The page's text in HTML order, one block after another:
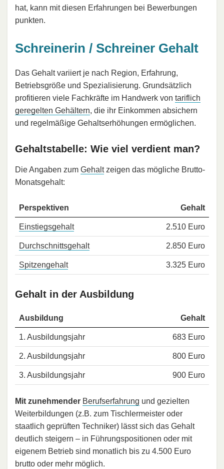
hat, kann mit diesen Erfahrungen bei Bewerbungen
punkten.
Schreinerin / Schreiner Gehalt
Das Gehalt variiert je nach Region, Erfahrung,
Betriebsgröße und Spezialisierung. Grundsätzlich
profitieren viele Fachkräfte im Handwerk von tariflich
geregelten Gehältern, die ihr Einkommen absichern
und regelmäßige Gehaltserhöhungen ermöglichen.
Gehaltstabelle: Wie viel verdient man?
Die Angaben zum Gehaltzeigen das mögliche Brutto-
Monatsgehalt:
Perspektiven Gehalt
Einstiegsgehalt 2.510 Euro
Durchschnittsgehalt 2.850 Euro
Spitzengehalt 3.325 Euro
Gehalt in der Ausbildung
Ausbildung Gehalt
1. Ausbildungsjahr 683 Euro
2. Ausbildungsjahr 800 Euro
3. Ausbildungsjahr 900 Euro
Mit zunehmender Berufserfahrung und gezielten
Weiterbildungen (z.B. zum Tischlermeister oder
staatlich geprüften Techniker) lässt sich das Gehalt
deutlich steigern – in Führungspositionen oder mit
eigenem Betrieb sind monatlich bis zu 4.500 Euro
brutto oder mehr möglich.